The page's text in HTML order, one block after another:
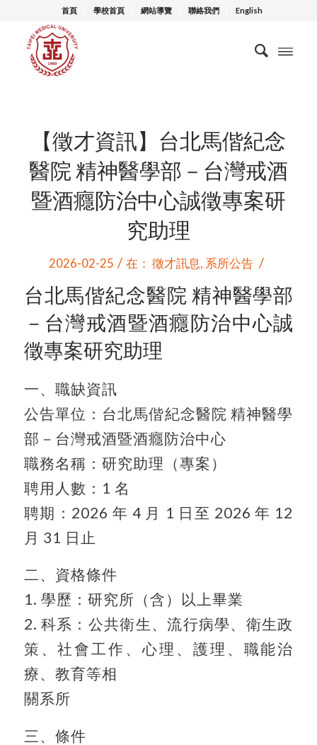
首頁 學校首頁 網站導覽 聯絡我們 English
【徵才資訊】台北馬偕紀念
醫院 精神醫學部－台灣戒酒
暨酒癮防治中心誠徵專案研
究助理
2026-02-25 / 在：徵才訊息, 系所公告 /
台北馬偕紀念醫院 精神醫學部
－台灣戒酒暨酒癮防治中心誠
徵專案研究助理
一、職缺資訊
公告單位：台北馬偕紀念醫院 精神醫學
部－台灣戒酒暨酒癮防治中心
職務名稱：研究助理（專案）
聘用人數：1 名
聘期：2026 年 4 月 1 日至 2026 年 12
月 31 日止
二、資格條件
1. 學歷：研究所（含）以上畢業
2. 科系：公共衛生、流行病學、衛生政
策、社會工作、心理、護理、職能治
療、教育等相
關系所
三、條件